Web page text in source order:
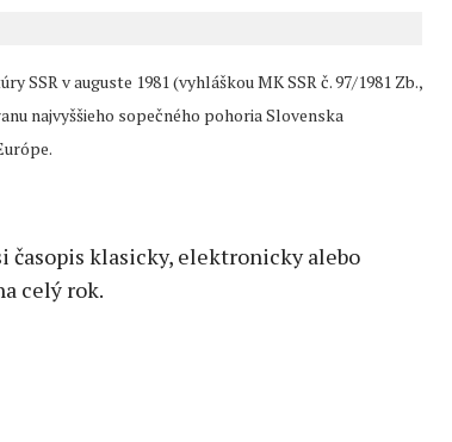
v auguste 1981 (vyhláškou MK SSR č. 97/1981 Zb.,
najvyššieho sopečného pohoria Slovenska
časopis klasicky, elektronicky alebo
celý rok.